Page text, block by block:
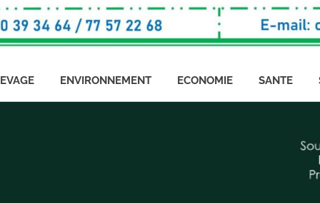
ENVIRONNEMENT ECONOMIE SANTE